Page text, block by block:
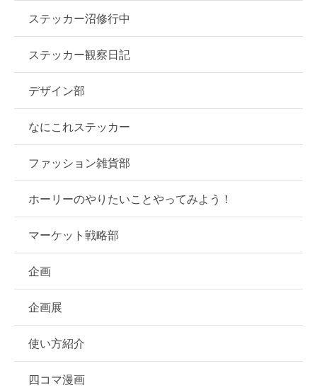
ステッカー沼修行中
ステッカー観察日記
デザイン部
なにこれステッカー
ファッション雑貨部
ホーリーのやりたいことやってみよう！
マーケット戦略部
企画
企画展
使い方紹介
四コマ漫画